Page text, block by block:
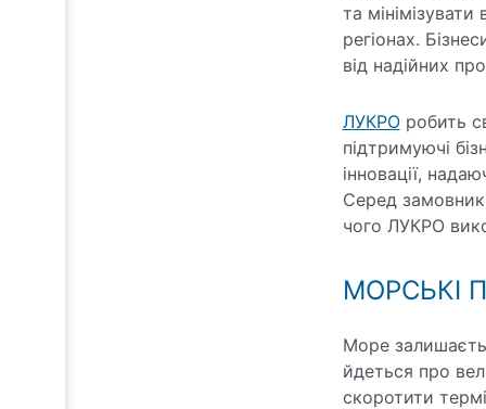
та
регіонах.
від надійних
ЛУКРОробить
підтримуючі
інновації,
Серед
чого ЛУКРО
МОРСЬКІ
Море
йдеться про
скоротити